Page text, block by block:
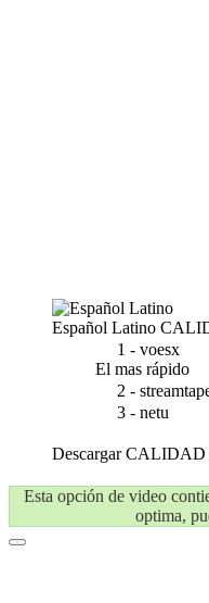
Español Latino
1 - voesx
El mas rápido
2 -
3 - netu
DescargarCALIDAD
Esta opción de video
optima,